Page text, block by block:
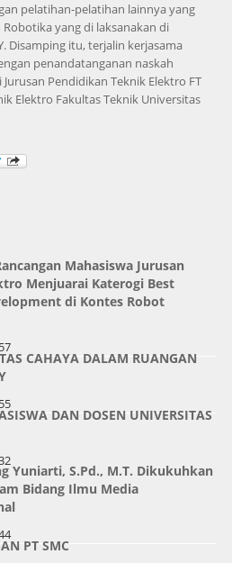
pelatihan-pelatihan lainnya yang
yang di laksanakan di
Disamping itu, terjalin kerjasama
penandatanganan naskah
Pendidikan Teknik Elektro FT
Elektro Fakultas Teknik Universitas
Mahasiswa Jurusan
Menjuarai Katerogi Best
di Kontes Robot
CAHAYA DALAM RUANGAN
DAN DOSEN UNIVERSITAS
Yuniarti, S.Pd., M.T. Dikukuhkan
Bidang Ilmu Media
PT SMC